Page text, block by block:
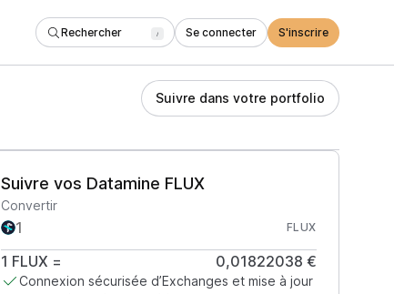
Rechercher / Se connecter S'inscrire
Suivre dans votre portfolio
Suivre vos Datamine FLUX
Convertir
FLUX
1 FLUX = 0,01822038 €
Connexion sécurisée d’Exchanges et mise à jour